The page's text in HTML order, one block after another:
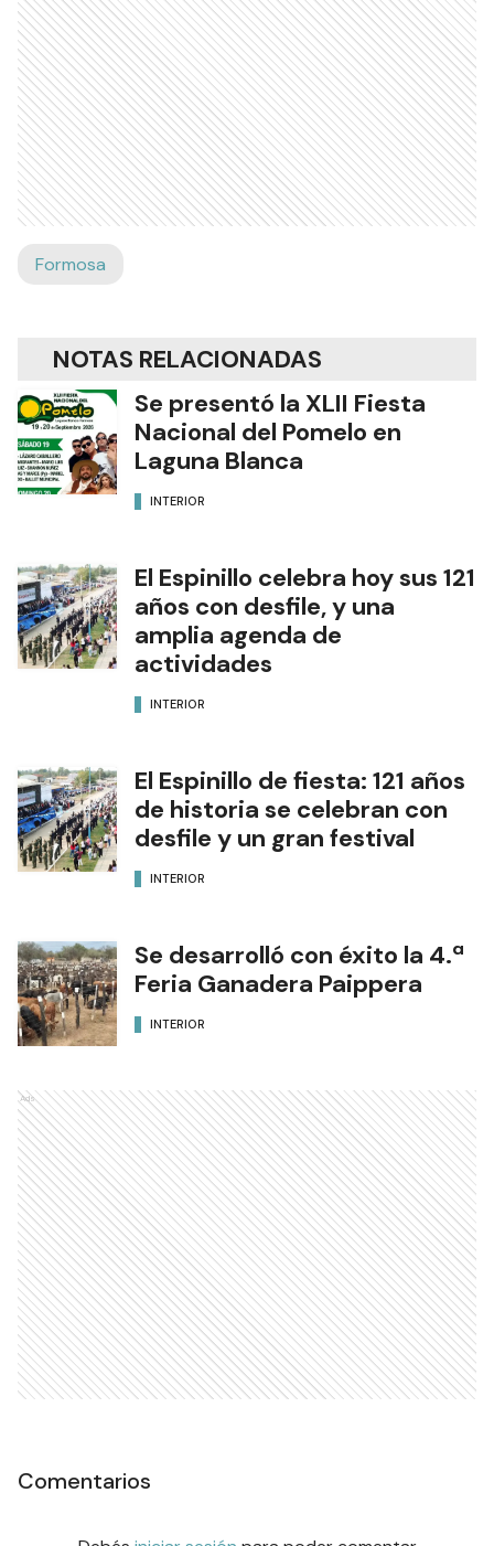
Formosa
NOTAS RELACIONADAS
Se presentó la XLII Fiesta
Nacional del Pomelo en
Laguna Blanca
INTERIOR
El Espinillo celebra hoy sus 121
años con desfile, y una
amplia agenda de
actividades
INTERIOR
El Espinillo de fiesta: 121 años
de historia se celebran con
desfile y un gran festival
INTERIOR
Se desarrolló con éxito la 4.ª
Feria Ganadera Paippera
INTERIOR
Ads
Comentarios